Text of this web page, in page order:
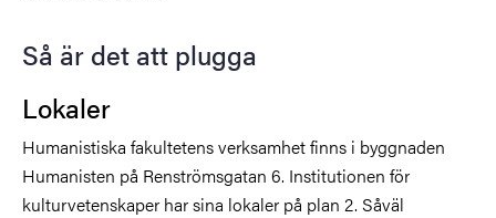
Så är det att plugga
Lokaler
Humanistiska fakultetens verksamhet finns i byggnaden
Humanisten på Renströmsgatan 6. Institutionen för
kulturvetenskaper har sina lokaler på plan 2. Såväl